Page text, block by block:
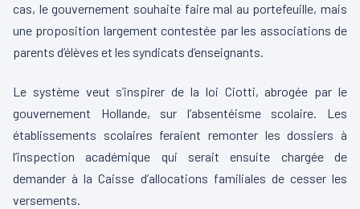
cas, le gouvernement souhaite faire mal au portefeuille, mais
une proposition largement contestée par les associations de
parents d’élèves et les syndicats d’enseignants.
Le système veut s’inspirer de la loi Ciotti, abrogée par le
gouvernement Hollande, sur l’absentéisme scolaire. Les
établissements scolaires feraient remonter les dossiers à
l’inspection académique qui serait ensuite chargée de
demander à la Caisse d’allocations familiales de cesser les
versements.